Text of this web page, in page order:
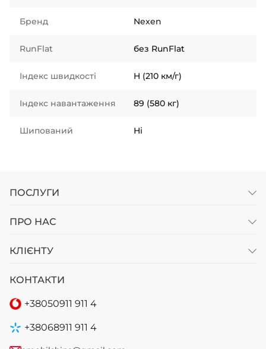
Бренд Nexen
RunFlat без RunFlat
Індекс швидкості H (210 км/г)
Індекс навантаження 89 (580 кг)
Шипований Ні
ПОСЛУГИ
ПРО НАС
КЛІЄНТУ
КОНТАКТИ
+38050911 911 4
+38068911 911 4